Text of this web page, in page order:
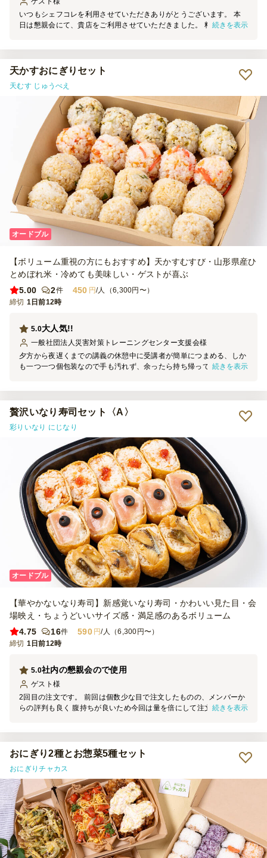
いつもシェフコレを利用させていただきありがとうございます。 本
日は懇親会にて、貴店をご利用させていただきました。 料理の見た
続きを表示
天かすおにぎりセット
天むす じゅうべえ
オードブル
【ボリューム重視の方にもおすすめ】天かすむすび・山形県産ひ
とめぼれ米・冷めても美味しい・ゲストが喜ぶ
5.00
2件 450 円/人（6,300円〜）
締切 1日前12時
大人気!!
5.0
一般社団法人災害対策トレーニングセンター支援会様
夕方から夜遅くまでの講義の休憩中に受講者が簡単につまめる、しか
も一つ一つ個包装なので手も汚れず、余ったら持ち帰ってもらうこと
と思います。
続きを表示
贅沢いなり寿司セット〈A〉
彩りいなり にじなり
オードブル
【華やかないなり寿司】新感覚いなり寿司・かわいい見た目・会
場映え・ちょうどいいサイズ感・満足感のあるボリューム
4.75
16件 590 円/人（6,300円〜）
締切 1日前12時
社内の懇親会ので使用
5.0
ゲスト 様
2回目の注文です。 前回は個数少な目で注文したものの、メンバーか
らの評判も良く 腹持ちが良いため今回は量を倍にして注文しまし
続きを表示
おにぎり2種とお惣菜5種セット
おにぎりチャカス